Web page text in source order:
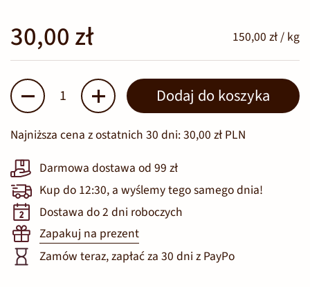
30,00 zł 150,00 zł / kg
Ilość Dodaj do koszyka
Najniższa cena z ostatnich 30 dni:30,00 zł PLN
Darmowa dostawa od 99 zł
Kup do 12:30, a wyślemy tego samego dnia!
Dostawa do 2 dni roboczych
Zapakuj na prezent
Zamów teraz, zapłać za 30 dni z PayPo